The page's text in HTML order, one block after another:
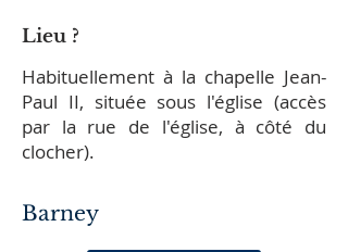
Lieu ?
Habituellement à la chapelle Jean-
Paul II, située sous l'église (accès
par la rue de l'église, à côté du
clocher).
Barney